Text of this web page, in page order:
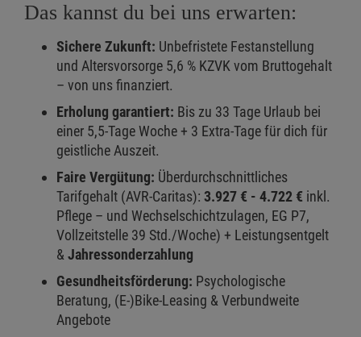
Das kannst du bei uns erwarten:
Sichere Zukunft: Unbefristete Festanstellung
und Altersvorsorge 5,6 % KZVK vom Bruttogehalt
– von uns finanziert.
Erholung garantiert: Bis zu 33 Tage Urlaub bei
einer 5,5-Tage Woche + 3 Extra-Tage für dich für
geistliche Auszeit.
Faire Vergütung: Überdurchschnittliches
Tarifgehalt (AVR-Caritas): 3.927 € - 4.722 € inkl.
Pflege – und Wechselschichtzulagen, EG P7,
Vollzeitstelle 39 Std./Woche) + Leistungsentgelt
& Jahressonderzahlung
Gesundheitsförderung: Psychologische
Beratung, (E-)Bike-Leasing & Verbundweite
Angebote